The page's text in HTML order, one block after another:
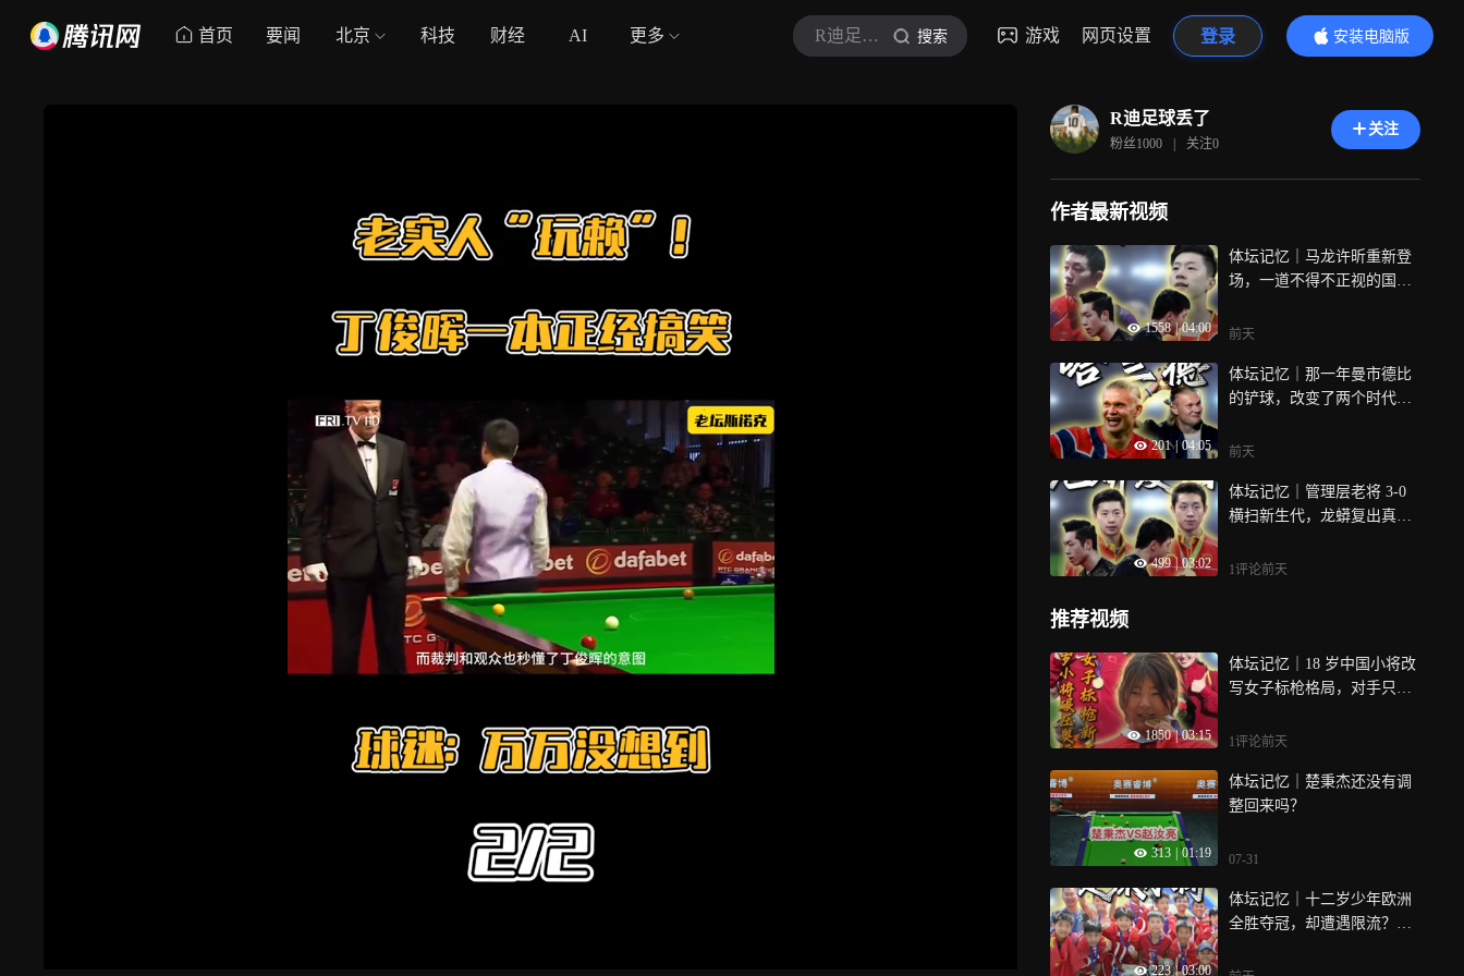
首页 要闻 北京 科技 财经 AI 更多 R迪足球丢了 搜索 游戏 网页设置 登录
安装电脑版
内容更精彩
R迪足球丢了
粉丝1000 | 关注0
关注
作者最新视频
1558 | 04:00
体坛记忆｜马龙许昕重新登
场，一道不得不正视的国乒
前天
201 | 04:05
体坛记忆｜那一年曼市德比
的铲球，改变了两个时代的
前天
499 | 03:02
体坛记忆｜管理层老将 3-0
横扫新生代，龙蟒复出真只
1评论前天
推荐视频
1850 | 03:15
体坛记忆｜18 岁中国小将改
写女子标枪格局，对手只能
1评论前天
313 01:19
体坛记忆｜楚秉杰还没有调
整回来吗？
07-31
223 | 03:00
体坛记忆｜十二岁少年欧洲
全胜夺冠，却遭遇限流？中